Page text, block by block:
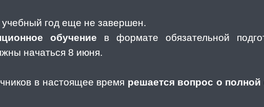
год еще не завершен.
обучение в формате обязательной
начаться 8 июня.
в настоящее время решается вопрос о полной